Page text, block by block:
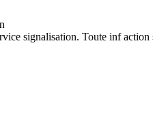
signalisation. Toute inf action